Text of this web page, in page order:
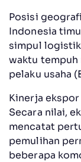
Posisi
Indonesia
simpul
waktu tempuh
pelaku usaha
Kinerja
Secara nilai,
mencatat
pemulihan
beberapa